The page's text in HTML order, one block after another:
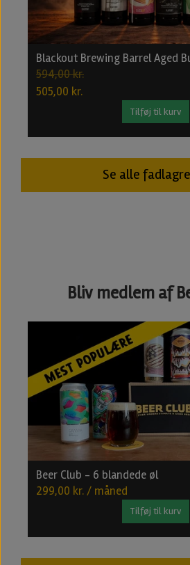
Blackout Brewing Barrel Aged
594,00 kr.
505,00 kr.
Tilføj til kurv
Se alle
Bliv medlem af
Beer Club - 6 blandede øl
299,00 kr. / måned
Tilføj til kurv